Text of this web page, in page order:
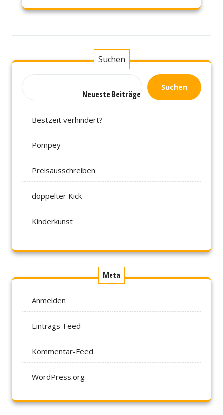
Suchen
Suchen
Neueste Beiträge
Bestzeit verhindert?
Pompey
Preisausschreiben
doppelter Kick
Kinderkunst
Meta
Anmelden
Eintrags-Feed
Kommentar-Feed
WordPress.org